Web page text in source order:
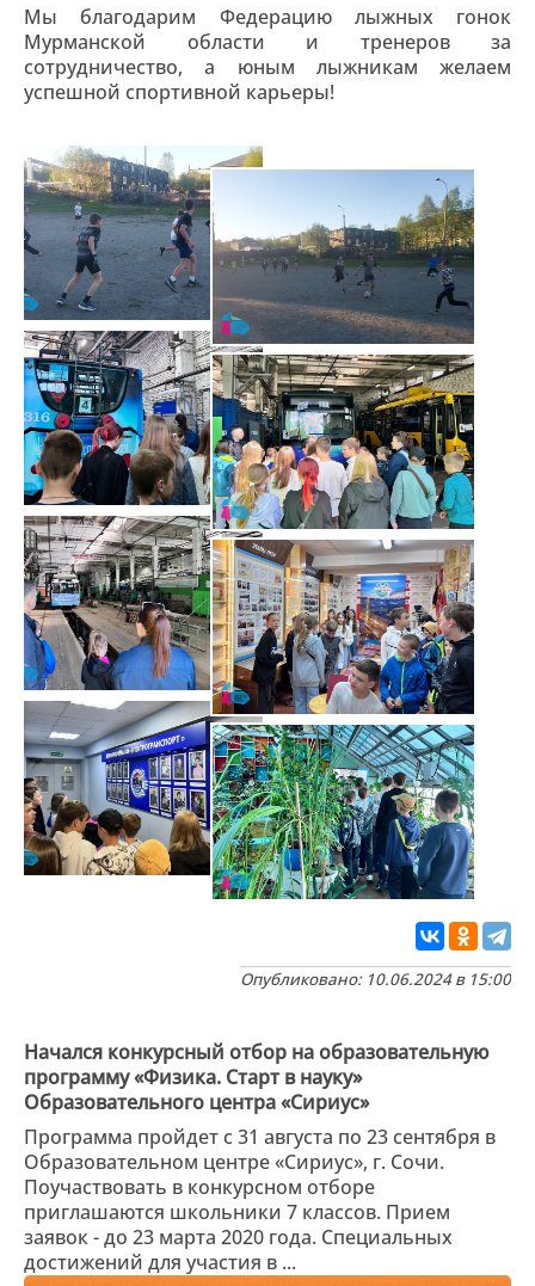
Мы благодарим Федерацию лыжных гонок
Мурманской области и тренеров за
сотрудничество, а юным лыжникам желаем
успешной спортивной карьеры!
Опубликовано: 10.06.2024 в 15:00
Начался конкурсный отбор на образовательную
программу «Физика. Старт в науку»
Образовательного центра «Сириус»
Программа пройдет с 31 августа по 23 сентября в
Образовательном центре «Сириус», г. Сочи.
Поучаствовать в конкурсном отборе
приглашаются школьники 7 классов. Прием
заявок - до 23 марта 2020 года. Специальных
достижений для участия в ...